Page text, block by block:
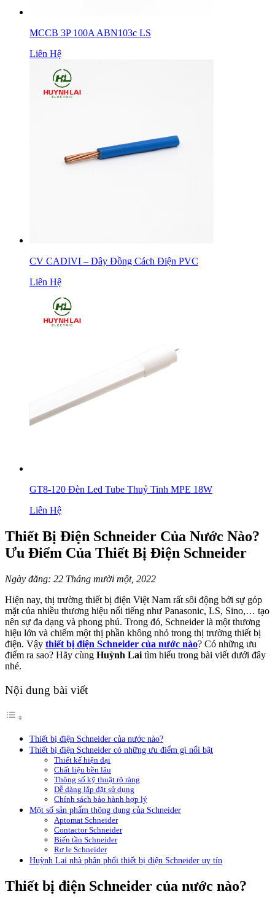
MCCB 3P 100A ABN103c LS
Liên Hệ
CV CADIVI – Dây Đồng Cách Điện PVC
Liên Hệ
GT8-120 Đèn Led Tube Thuỷ Tinh MPE 18W
Liên Hệ
Thiết Bị Điện Schneider Của Nước Nào?
Ưu Điểm Của Thiết Bị Điện Schneider
Ngày đăng: 22 Tháng mười một, 2022
Hiện nay, thị trường thiết bị điện Việt Nam rất sôi động bởi sự góp
mặt của nhiều thương hiệu nổi tiếng như Panasonic, LS, Sino,… tạo
nên sự đa dạng và phong phú. Trong đó, Schneider là một thương
hiệu lớn và chiếm một thị phần không nhỏ trong thị trường thiết bị
điện. Vậy thiết bị điện Schneider của nước nào? Có những ưu
điểm ra sao? Hãy cùng Huỳnh Lai tìm hiểu trong bài viết dưới đây
nhé.
Nội dung bài viết
Thiết bị điện Schneider của nước nào?
Thiết bị điện Schneider có những ưu điểm gì nổi bật
Thiết kế hiện đại
Chất liệu bền lâu
Thông số kỹ thuật rõ ràng
Dễ dàng lắp đặt sử dụng
Chính sách bảo hành hợp lý
Một số sản phẩm thông dụng của Schneider
Aptomat Schneider
Contactor Schneider
Biến tần Schneider
Rơ le Schneider
Huỳnh Lai nhà phân phối thiết bị điện Schneider uy tín
Thiết bị điện Schneider của nước nào?